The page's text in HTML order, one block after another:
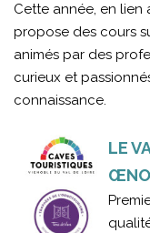
Cette année, en lien
propose des cours
animés par des
curieux et
connaissance.
LE